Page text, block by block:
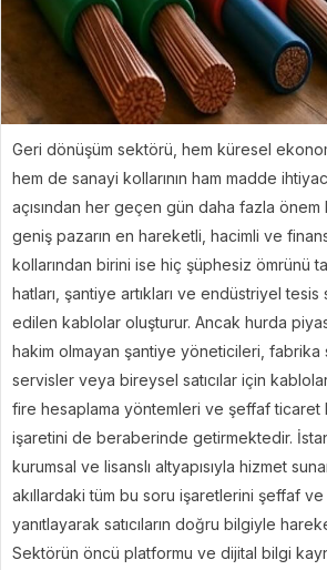
Geri dönüşüm sektörü, hem küresel
hem de sanayi kollarının ham madde
açısından her geçen gün daha fazla önem
geniş pazarın en hareketli, hacimli ve
kollarından birini ise hiç şüphesiz ömrünü
hatları, şantiye artıkları ve endüstriyel
edilen kablolar oluşturur. Ancak hurda
hakim olmayan şantiye yöneticileri, fabrika
servisler veya bireysel satıcılar için kabloların
fire hesaplama yöntemleri ve şeffaf ticaret
işaretini de beraberinde getirmektedir.
kurumsal ve lisanslı altyapısıyla hizmet
akıllardaki tüm bu soru işaretlerini şeffaf ve
yanıtlayarak satıcıların doğru bilgiyle
Sektörün öncü platformu ve dijital bilgi